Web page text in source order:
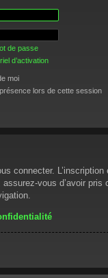
de passe
d’activation
moi
lors de cette session
connecter.
vous d’avoir